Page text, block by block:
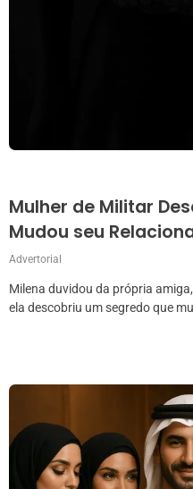
Mulher de Militar
Mudou seu
Advertorial
Milena duvidou da própria
ela descobriu um segredo que